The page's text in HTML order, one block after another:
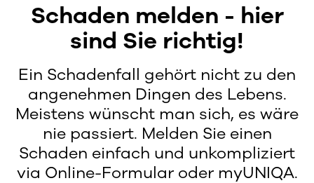
Schaden melden - hier
sind Sie richtig!
Ein Schadenfall gehört nicht zu den
angenehmen Dingen des Lebens.
Meistens wünscht man sich, es wäre
nie passiert. Melden Sie einen
Schaden einfach und unkompliziert
via Online-Formular oder myUNIQA.